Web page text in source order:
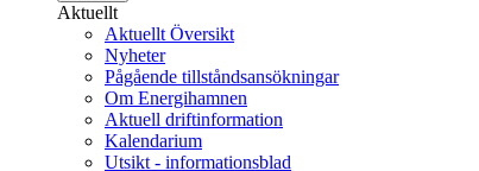
Aktuellt
Aktuellt Översikt
Nyheter
Pågående tillståndsansökningar
Om Energihamnen
Aktuell driftinformation
Kalendarium
Utsikt - informationsblad